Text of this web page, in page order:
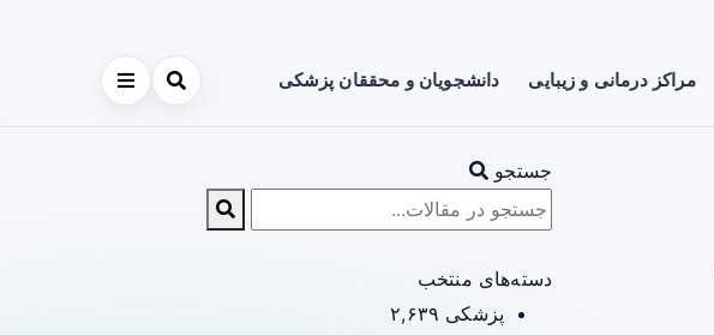
مراکز درمانی و زیبایی دانشجویان و محققان پزشکی
جستجو
دسته‌های منتخب
پزشکی ۲,۶۳۹